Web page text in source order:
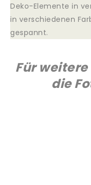
Deko-Elemente in
in verschiedenen
gespannt.
Für
die